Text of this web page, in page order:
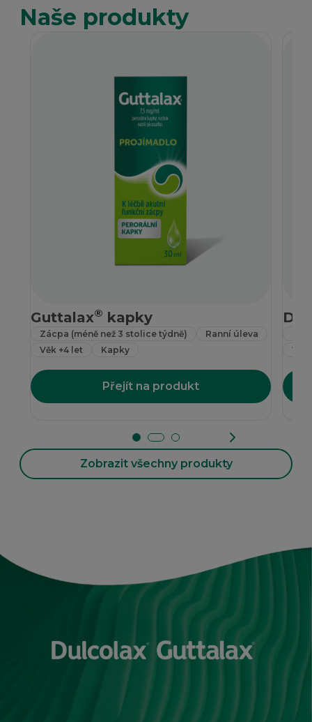
Naše produkty
Guttalax® kapky
Zácpa (méně než 3 stolice týdně)
Ranní úleva
Věk +4 let
Kapky
Přejít na produkt
Věk
Zobrazit všechny produkty